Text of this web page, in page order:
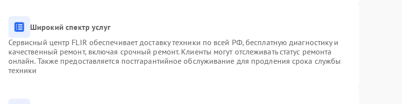
Широкий спектр услуг
Сервисный центр FLIR обеспечивает доставку техники по всей РФ, бесплатную диагностику и
качественный ремонт, включая срочный ремонт. Клиенты могут отслеживать статус ремонта
онлайн. Также предоставляется постгарантийное обслуживание для продления срока службы
техники